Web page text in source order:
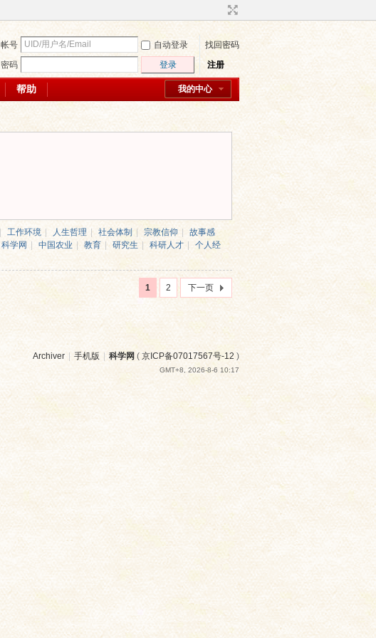
帐号 自动登录
找回密码
密码
登录 注册
我的中心
帮助
工作环境 人生哲理 | 社会体制 宗教信仰
故事感
科学网 中国农业 教育 研究生 科研人才
个人经
1 2 下一页
Archiver 手机版 科学网 ( 京ICP备07017567号-12 )
GMT+8, 2026-8-6 10:17